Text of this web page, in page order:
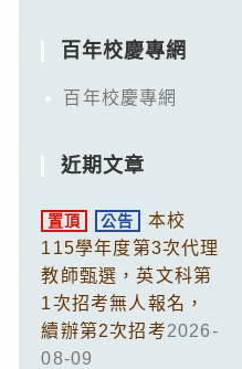
百年校慶專網
百年校慶專網
近期文章
置頂 公告
本校
115學年度第3次代理
教師甄選，英文科第
1次招考無人報名，
續辦第2次招考2026-
08-09